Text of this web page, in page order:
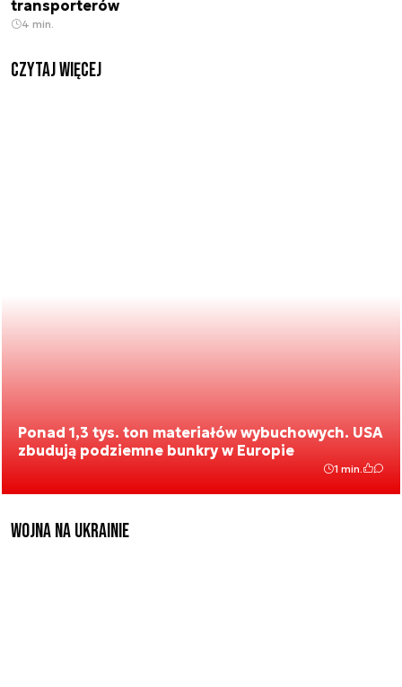
transporterów
4 min.
czytaj więcej
Ponad 1,3 tys. ton materiałów wybuchowych. USA
zbudują podziemne bunkry w Europie
1 min.
Wojna na Ukrainie